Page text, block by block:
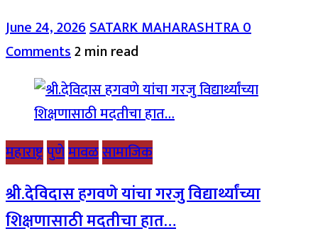
June 24, 2026SATARK MAHARASHTRA0
Comments2 min read
महाराष्ट्रपुणेमावळसामाजिक
श्री.देविदास हगवणे यांचा गरजु विद्यार्थ्यांच्या
शिक्षणासाठी मदतीचा हात…